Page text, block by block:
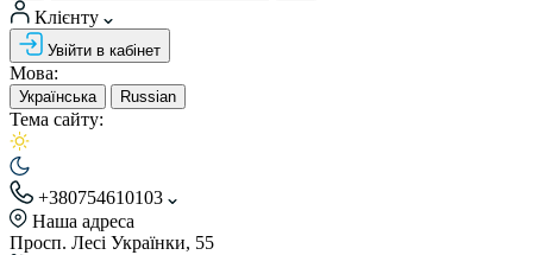
Клієнту
Увійти в кабінет
Мова:
Українська Russian
Тема сайту:
+380754610103
Наша адреса
Просп. Лесі Українки, 55